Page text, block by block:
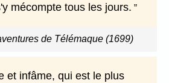
mécompte tous les jours.
de Télémaque (1699)
et infâme, qui est le plus